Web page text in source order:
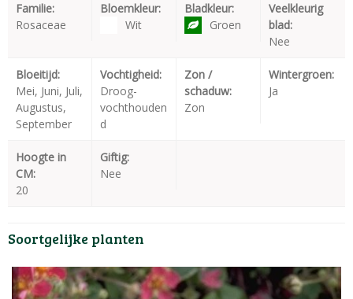
Familie:
Rosaceae
Bloemkleur:
Wit
Bladkleur:
Groen
Veelkleurig
blad:
Nee
Bloeitijd:
Mei, Juni, Juli,
Augustus,
September
Vochtigheid:
Droog-
vochthouden
d
Zon /
schaduw:
Zon
Wintergroen:
Ja
Hoogte in
CM:
20
Giftig:
Nee
Soortgelijke planten